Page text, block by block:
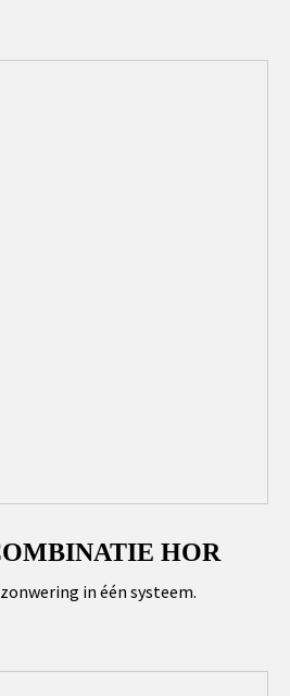
HOR
in één systeem.